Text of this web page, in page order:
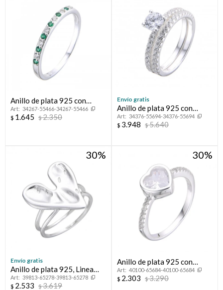
Anillo de plata 925 con
circonias, MEDIO SIN FIN.
34267-55466-34267-55466
$ 1.645 $2.350
Envío gratis
Anillo de plata 925 con
circonias, PROMESA.
34376-55694-34376-55694
$ 3.948 $5.640
30
Envío gratis
Anillo de plata 925, Linea
FLORESSER.
39813-65278-39813-65278
$ 2.533 $3.619
30
Anillo de plata 925 con
circonias.
40100-65684-40100-65684
$ 2.303 $3.290